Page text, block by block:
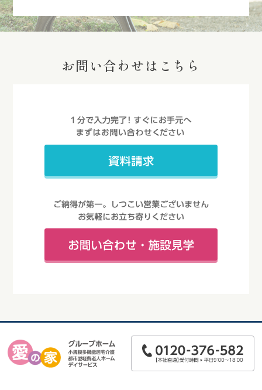
お問い合わせはこちら